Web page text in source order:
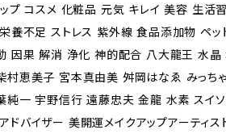
ップ コスメ 化粧品 元気 キレイ 美容 生活
養不足 ストレス 紫外線 食品添加物 ペッ
因果 解消 浄化 神的配合 八大龍王 水晶
村恵美子 宮本真由美 舛岡はなゑ みっち
純一 宇野信行 遠藤忠夫 金龍 水素 スイソ
ドバイザー 美開運メイクアップアーティ